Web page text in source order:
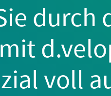
durch
voll